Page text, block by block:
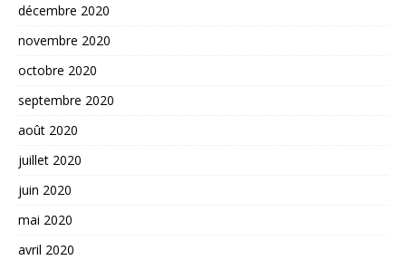
décembre 2020
novembre 2020
octobre 2020
septembre 2020
août 2020
juillet 2020
juin 2020
mai 2020
avril 2020